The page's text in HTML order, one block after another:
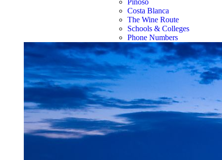
Pinoso
Costa Blanca
The Wine Route
Schools & Colleges
Phone Numbers